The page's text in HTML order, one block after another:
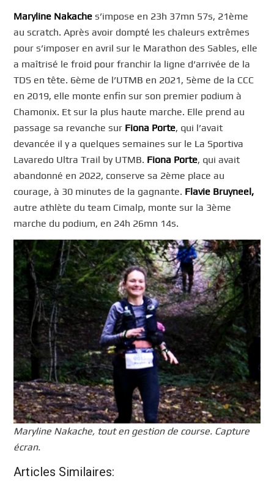
Maryline Nakache s’impose en 23h 37mn 57s, 21ème
au scratch. Après avoir dompté les chaleurs extrêmes
pour s’imposer en avril sur le Marathon des Sables, elle
a maîtrisé le froid pour franchir la ligne d’arrivée de la
TDS en tête. 6ème de l’UTMB en 2021, 5ème de la CCC
en 2019, elle monte enfin sur son premier podium à
Chamonix. Et sur la plus haute marche. Elle prend au
passage sa revanche sur Fiona Porte, qui l’avait
devancée il y a quelques semaines sur le La Sportiva
Lavaredo Ultra Trail by UTMB. Fiona Porte, qui avait
abandonné en 2022, conserve sa 2ème place au
courage, à 30 minutes de la gagnante. Flavie Bruyneel,
autre athlète du team Cimalp, monte sur la 3ème
marche du podium, en 24h 26mn 14s.
Maryline Nakache, tout en gestion de course. Capture
écran.
Articles Similaires: